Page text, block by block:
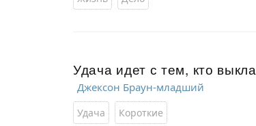
Удача идет с тем, кто
Джексон Браун-младший
Удача Короткие